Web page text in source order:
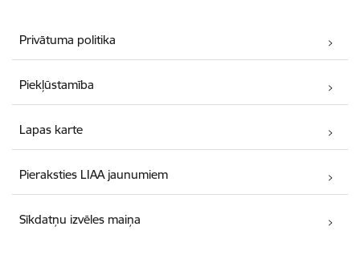
Privātuma politika
Piekļūstamība
Lapas karte
Pieraksties LIAA jaunumiem
Sīkdatņu izvēles maiņa